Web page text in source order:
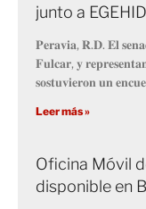
junto a EGEHID
𝐏𝐞𝐫𝐚𝐯𝐢𝐚, 𝐑.𝐃. 𝐄𝐥
𝐅𝐮𝐥𝐜𝐚𝐫, 𝐲
𝐬𝐨𝐬𝐭𝐮𝐯𝐢𝐞𝐫𝐨𝐧 𝐮𝐧
Leer más »
Oficina Móvil
disponible en